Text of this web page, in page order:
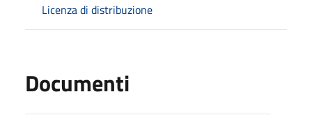
Licenza di distribuzione
Documenti